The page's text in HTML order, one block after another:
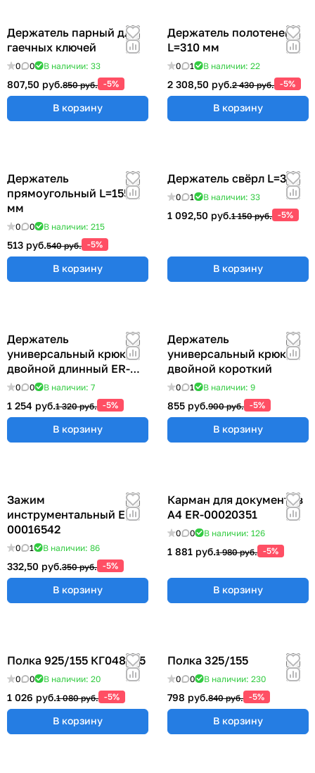
Держатель парный для
гаечных ключей
0 0 В наличии: 33
807,50 руб.850 руб. -5%
В корзину
Держатель полотенец
L=310 мм
0 1 В наличии: 22
2 308,50 руб.2 430 руб. -5%
В корзину
Держатель
прямоугольный L=155
мм
0 0 В наличии: 215
513 руб.540 руб. -5%
В корзину
Держатель свёрл L=315
0 1 В наличии: 33
1 092,50 руб.1 150 руб. -5%
В корзину
Держатель
универсальный крюк
двойной длинный ER-
00012769
0 0 В наличии: 7
1 254 руб.1 320 руб. -5%
В корзину
Держатель
универсальный крюк
двойной короткий
0 1 В наличии: 9
855 руб.900 руб. -5%
В корзину
Зажим
инструментальный ER-
00016542
0 1 В наличии: 86
332,50 руб.350 руб. -5%
В корзину
Карман для документов
А4 ER-00020351
0 0 В наличии: 126
1 881 руб.1 980 руб. -5%
В корзину
Полка 925/155 КГ048825
0 0 В наличии: 20
1 026 руб.1 080 руб. -5%
В корзину
Полка 325/155
0 0 В наличии: 230
798 руб.840 руб. -5%
В корзину